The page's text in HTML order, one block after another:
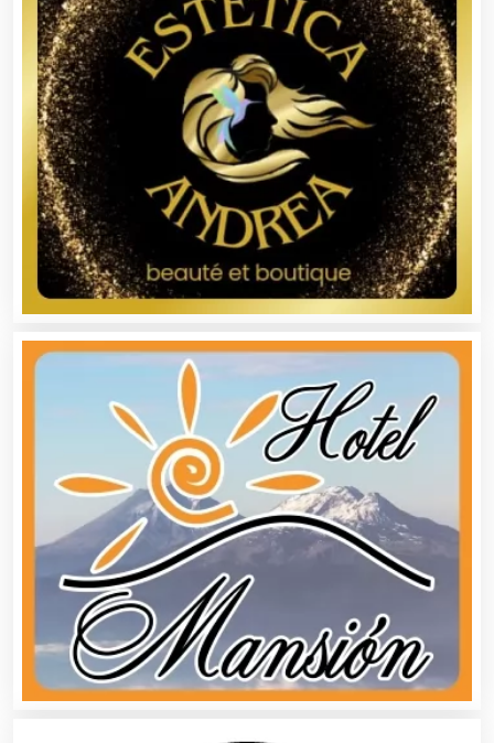
Asilos
Asociaciones Civiles
Asociaciones Empresariales
Audio, Sonido e Iluminación
Audios para Eventos
Autobuses
Automatización
Automóviles Nuevos y Usados
Autopartes Eléctricas